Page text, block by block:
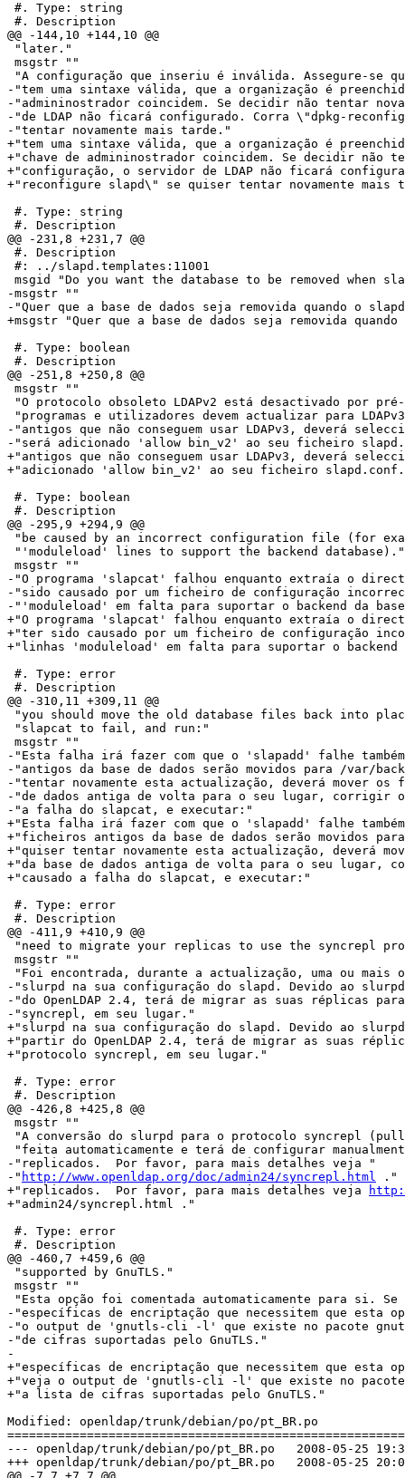
#. Type: string
#. Description
@@ -144,10 +144,10 @@
"later."
msgstr ""
"A configuração que inseriu é inválida. Assegure-se
-"tem uma sintaxe válida, que a organização é
-"admininostrador coincidem. Se decidir não tentar
-"de LDAP não ficará configurado. Corra \"dpkg-
-"tentar novamente mais tarde."
+"tem uma sintaxe válida, que a organização é
+"chave de admininostrador coincidem. Se decidir não
+"configuração, o servidor de LDAP não ficará
+"reconfigure slapd\" se quiser tentar novamente mais
#. Type: string
#. Description
@@ -231,8 +231,7 @@
#. Description
#: ../slapd.templates:11001
msgid "Do you want the database to be removed when
-msgstr ""
-"Quer que a base de dados seja removida quando o
+msgstr "Quer que a base de dados seja removida
#. Type: boolean
#. Description
@@ -251,8 +250,8 @@
msgstr ""
"O protocolo obsoleto LDAPv2 está desactivado por
"programas e utilizadores devem actualizar para
-"antigos que não conseguem usar LDAPv3, deverá
-"será adicionado 'allow bin_v2' ao seu ficheiro
+"antigos que não conseguem usar LDAPv3, deverá
+"adicionado 'allow bin_v2' ao seu ficheiro
#. Type: boolean
#. Description
@@ -295,9 +294,9 @@
"be caused by an incorrect configuration file (for
"'moduleload' lines to support the backend database)."
msgstr ""
-"O programa 'slapcat' falhou enquanto extraía o
-"sido causado por um ficheiro de configuração
-"'moduleload' em falta para suportar o backend da
+"O programa 'slapcat' falhou enquanto extraía o
+"ter sido causado por um ficheiro de configuração
+"linhas 'moduleload' em falta para suportar o backend
#. Type: error
#. Description
@@ -310,11 +309,11 @@
"you should move the old database files back into
"slapcat to fail, and run:"
msgstr ""
-"Esta falha irá fazer com que o 'slapadd' falhe
-"antigos da base de dados serão movidos para /var/
-"tentar novamente esta actualização, deverá mover
-"de dados antiga de volta para o seu lugar, corrigir o
-"a falha do slapcat, e executar:"
+"Esta falha irá fazer com que o 'slapadd' falhe
+"ficheiros antigos da base de dados serão movidos
+"quiser tentar novamente esta actualização, deverá
+"da base de dados antiga de volta para o seu lugar,
+"causado a falha do slapcat, e executar:"
#. Type: error
#. Description
@@ -411,9 +410,9 @@
"need to migrate your replicas to use the syncrepl
msgstr ""
"Foi encontrada, durante a actualização, uma ou
-"slurpd na sua configuração do slapd. Devido ao
-"do OpenLDAP 2.4, terá de migrar as suas réplicas
-"syncrepl, em seu lugar."
+"slurpd na sua configuração do slapd. Devido ao
+"partir do OpenLDAP 2.4, terá de migrar as suas
+"protocolo syncrepl, em seu lugar."
#. Type: error
#. Description
@@ -426,8 +425,8 @@
msgstr ""
"A conversão do slurpd para o protocolo syncrepl
"feita automaticamente e terá de configurar
-"replicados.  Por favor, para mais detalhes veja "
-" http://www.openldap.org/doc/admin24/syncrepl.html ."
+"replicados.  Por favor, para mais detalhes veja
+"admin24/syncrepl.html ."
#. Type: error
#. Description
@@ -460,7 +459,6 @@
"supported by GnuTLS."
msgstr ""
"Esta opção foi comentada automaticamente para si.
-"específicas de encriptação que necessitem que esta
-"o output de 'gnutls-cli -l' que existe no pacote
-"de cifras suportadas pelo GnuTLS."
-
+"específicas de encriptação que necessitem que esta
+"veja o output de 'gnutls-cli -l' que existe no
+"a lista de cifras suportadas pelo GnuTLS."
Modified: openldap/trunk/debian/po/pt_BR.po
--- openldap/trunk/debian/po/pt_BR.po	2008-05-25 19:34:06 UTC (rev 1134)
+++ openldap/trunk/debian/po/pt_BR.po	2008-05-25 20:06:16 UTC (rev 1135)